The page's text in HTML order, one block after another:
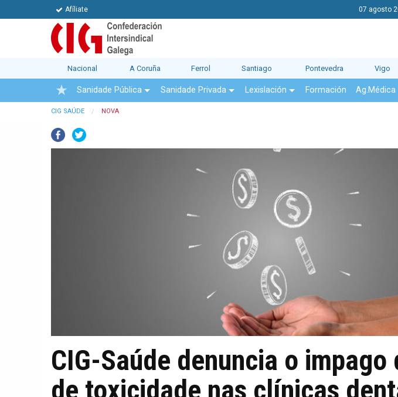
Afíliate 07 agosto
Nacional A Coruña Ferrol Santiago Pontevedra Vigo
Sanidade Pública Sanidade Privada Lexislación Formación Ag.Médica
CIG SAÚDE NOVA
Facebook
CIG-Saúde denuncia o impago
de toxicidade nas clínicas